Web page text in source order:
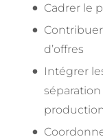
Cadrer le
d’offres
Intégrer